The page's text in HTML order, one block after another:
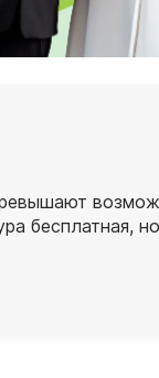
бесплатная,